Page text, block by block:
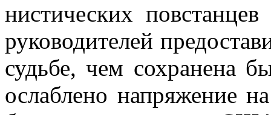
нистических
руководителей
судьбе, чем сохранена
ослаблено напряжение